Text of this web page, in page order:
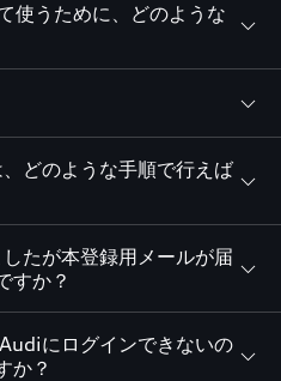
うために、どのような
どのような手順で行えば
たが本登録用メールが届
すか？
にログインできないの
か？